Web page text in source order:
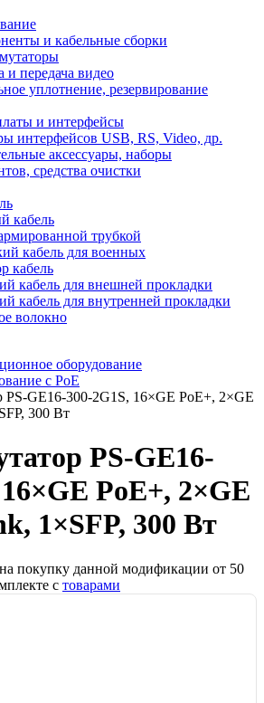
и кабельные сборки
и передача видео
уплотнение, резервирование
и интерфейсы
интерфейсов USB, RS, Video, др.
аксессуары, наборы
средства очистки
кабель
трубкой
кабель для военных
кабель
кабель для внешней прокладки
кабель для внутренней прокладки
волокно
оборудование
с PoE
PS-GE16-300-2G1S, 16×GE PoE+, 2×GE
300 Вт
PS-GE16-
PoE+, 2×GE
1×SFP, 300 Вт
покупку данной модификации от 50
с товарами